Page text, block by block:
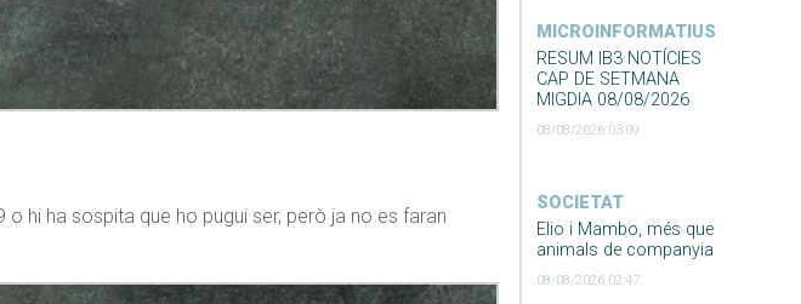
MICROINFORMATIUS
RESUM IB3 NOTÍCIES
CAP DE SETMANA
MIGDIA 08/08/2026
08/08/2026 03:09
SOCIETAT
Elio i Mambo, més que
animals de companyia
08/08/2026 02:47
hi ha sospita que ho pugui ser, però ja no es faran